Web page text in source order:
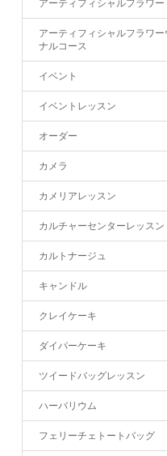
アーティフィシャルフラワー
アーティフィシャルフラワ
ナルコース
イベント
イベントレッスン
オーダー
カメラ
カメリアレッスン
カルチャーセンターレッスン
カルトナージュ
キャンドル
クレイケーキ
ダイパーケーキ
ツイードバッグレッスン
ハーバリウム
フェリーチェトートバッグ